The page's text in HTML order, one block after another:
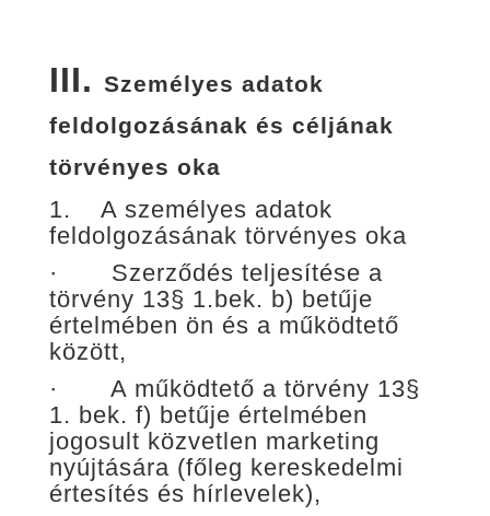
III. Személyes adatok
feldolgozásának és céljának
törvényes oka
1. A személyes adatok
feldolgozásának törvényes oka
· Szerződés teljesítése a
törvény 13§ 1.bek. b) betűje
értelmében ön és a működtető
között,
· A működtető a törvény 13§
1. bek. f) betűje értelmében
jogosult közvetlen marketing
nyújtására (főleg kereskedelmi
értesítés és hírlevelek),